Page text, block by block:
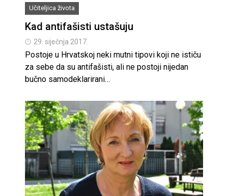
Učiteljica života
Kad antifašisti ustašuju
29. siječnja 2017.
Pos­to­je u Hr­vat­skoj ne­ki mut­ni ti­po­vi ko­ji ne is­ti­ču
za se­be da su an­ti­fa­šis­ti, ali ne pos­to­ji nijedan
buč­no sa­mo­dek­la­ri­ra­ni…